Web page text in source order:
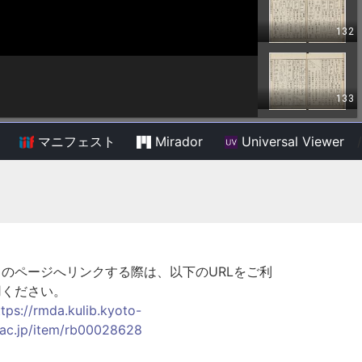
マニフェスト Mirador Universal Viewer
ページへリンクする際は、以下のURLをご利
ださい。
rmda.kulib.kyoto-
item/rb00028628